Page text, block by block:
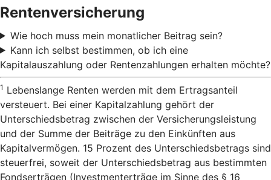
Rentenversicherung
Wie hoch muss mein monatlicher Beitrag sein?
Kann ich selbst bestimmen, ob ich eine
Kapitalauszahlung oder Rentenzahlungen erhalten möchte?
1 Lebenslange Renten werden mit dem Ertragsanteil
versteuert. Bei einer Kapitalzahlung gehört der
Unterschiedsbetrag zwischen der Versicherungsleistung
und der Summe der Beiträge zu den Einkünften aus
Kapitalvermögen. 15 Prozent des Unterschiedsbetrags sind
steuerfrei, soweit der Unterschiedsbetrag aus bestimmten
Fondserträgen (Investmenterträge im Sinne des § 16